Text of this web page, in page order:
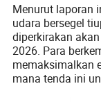
Menurut laporan
udara bersegel
diperkirakan
2026. Para
memaksimalkan
mana tenda ini